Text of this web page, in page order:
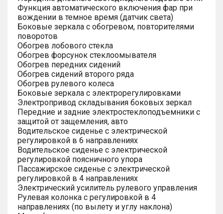
Функция автоматического включения фар при
вождении в темное время (датчик света)
Боковые зеркала с обогревом, повторителями
поворотов
Обогрев лобового стекла
Обогрев форсунок стеклоомывателя
Обогрев передних сидений
Обогрев сидений второго ряда
Обогрев рулевого колеса
Боковые зеркала с электрорегулировками
Электропривод складывания боковых зеркал
Передние и задние электростеклоподъемники с
защитой от защемления, авто
Водительское сиденье с электрической
регулировкой в 6 направлениях
Водительское сиденье с электрической
регулировкой поясничного упора
Пассажирское сиденье с электрической
регулировкой в 4 направлениях
Электрический усилитель рулевого управления
Рулевая колонка с регулировкой в 4
направлениях (по вылету и углу наклона)